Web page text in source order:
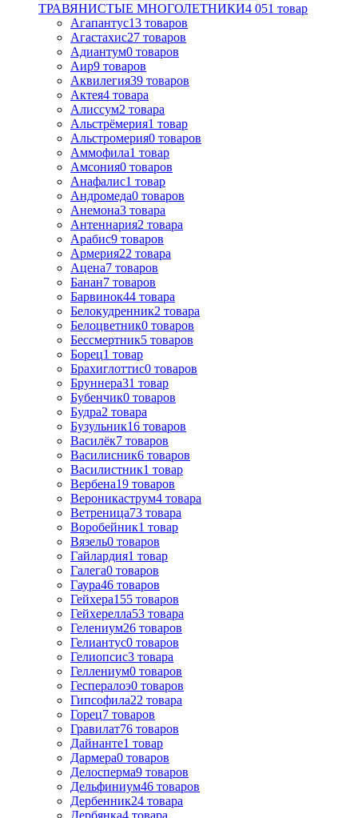
ТРАВЯНИСТЫЕ МНОГОЛЕТНИКИ4 051 товар
Агапантус13 товаров
Агастахис27 товаров
Адиантум0 товаров
Аир9 товаров
Аквилегия39 товаров
Актея4 товара
Алиссум2 товара
Альстрёмерия1 товар
Альстромерия0 товаров
Аммофила1 товар
Амсония0 товаров
Анафалис1 товар
Андромеда0 товаров
Анемона3 товара
Антеннария2 товара
Арабис9 товаров
Армерия22 товара
Ацена7 товаров
Банан7 товаров
Барвинок44 товара
Белокудренник2 товара
Белоцветник0 товаров
Бессмертник5 товаров
Борец1 товар
Брахиглоттис0 товаров
Бруннера31 товар
Бубенчик0 товаров
Будра2 товара
Бузульник16 товаров
Василёк7 товаров
Василисник6 товаров
Василистник1 товар
Вербена19 товаров
Вероникаструм4 товара
Ветреница73 товара
Воробейник1 товар
Вязель0 товаров
Гайлардия1 товар
Галега0 товаров
Гаура46 товаров
Гейхера155 товаров
Гейхерелла53 товара
Гелениум26 товаров
Гелиантус0 товаров
Гелиопсис3 товара
Геллениум0 товаров
Геспералоэ0 товаров
Гипсофила22 товара
Горец7 товаров
Гравилат76 товаров
Дайнанте1 товар
Дармера0 товаров
Делосперма9 товаров
Дельфиниум46 товаров
Дербенник24 товара
Дербянка4 товара